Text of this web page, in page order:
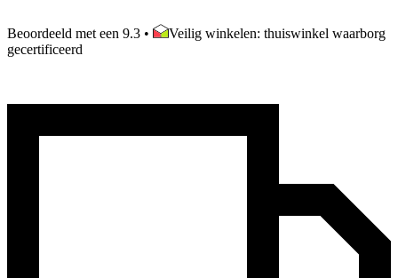
Beoordeeld met een 9.3 •
Veilig winkelen: thuiswinkel waarborg
gecertificeerd